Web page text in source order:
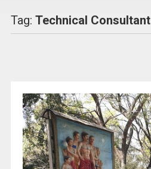
Tag: Technical Consultant